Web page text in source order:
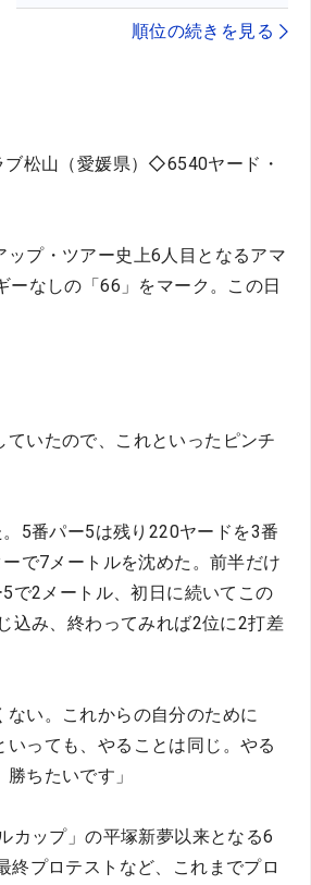
順位の続きを見る
松山（愛媛県）◇6540ヤード・
プ・ツアー史上6人目となるアマ
なしの「66」をマーク。この日
ていたので、これといったピンチ
5番パー5は残り220ヤードを3番
で7メートルを沈めた。前半だけ
で2メートル、初日に続いてこの
込み、終わってみれば2位に2打差
ない。これからの自分のために
っても、やることは同じ。やる
ちたいです」
ップ」の平塚新夢以来となる6
終プロテストなど、これまでプロ